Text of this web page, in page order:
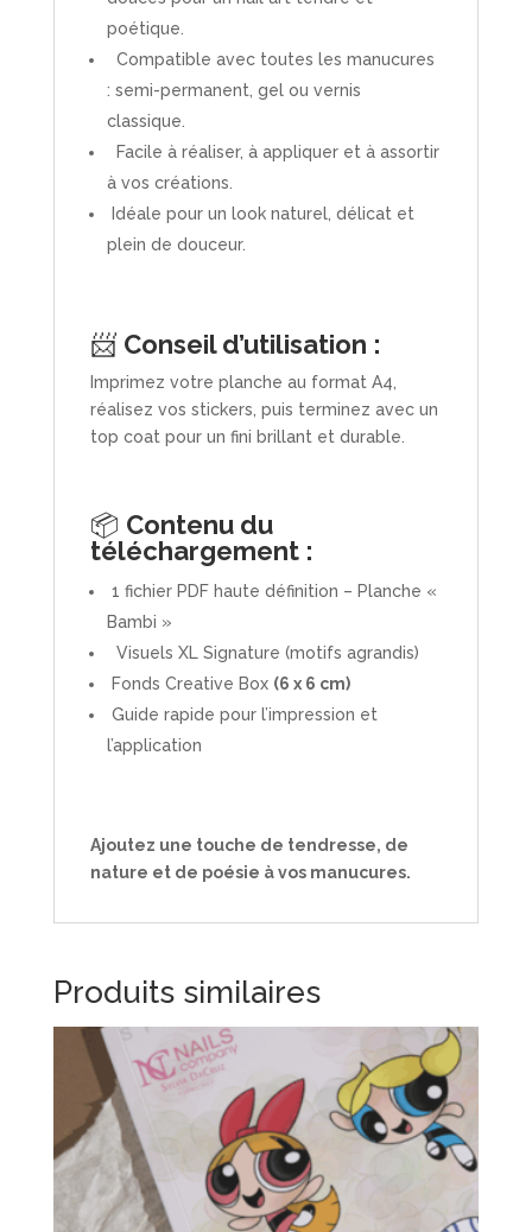
poétique.
Compatible avec toutes les manucures
: semi-permanent, gel ou vernis
classique.
Facile à réaliser, à appliquer et à assortir
à vos créations.
Idéale pour un look naturel, délicat et
plein de douceur.
📨 Conseil d’utilisation :
Imprimez votre planche au format A4,
réalisez vos stickers, puis terminez avec un
top coat pour un fini brillant et durable.
📦 Contenu du
téléchargement :
1 fichier PDF haute définition – Planche «
Bambi »
Visuels XL Signature (motifs agrandis)
Fonds Creative Box (6 x 6 cm)
Guide rapide pour l’impression et
l’application
Ajoutez une touche de tendresse, de
nature et de poésie à vos manucures.
Produits similaires